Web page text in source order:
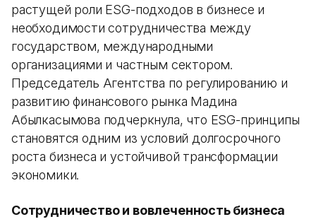
растущей роли ESG-подходов в бизнесе и
необходимости сотрудничества между
государством, международными
организациями и частным сектором.
Председатель Агентства по регулированию и
развитию финансового рынка Мадина
Абылкасымова подчеркнула, что ESG-принципы
становятся одним из условий долгосрочного
роста бизнеса и устойчивой трансформации
экономики.
Сотрудничество и вовлеченность бизнеса